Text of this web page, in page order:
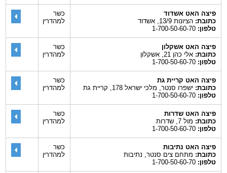
פיצה האט אשדוד
כתובת:הציונות 13/9, אשדוד
טלפון:1-700-50-60-70
כשר
למהדרין
פיצה האט אשקלון
כתובת:אלי כהן 21, אשקלון
טלפון:1-700-50-60-70
כשר
למהדרין
פיצה האט קריית גת
כתובת:ישפרו סנטר, מלכי ישראל 178, קריית גת
טלפון:1-700-50-60-70
כשר
למהדרין
פיצה האט שדרות
כתובת:מול 7, שדרות
טלפון:1-700-50-60-70
כשר
למהדרין
פיצה האט נתיבות
כתובת:מתחם צים סנטר, נתיבות
טלפון:1-700-50-60-70
כשר
למהדרין